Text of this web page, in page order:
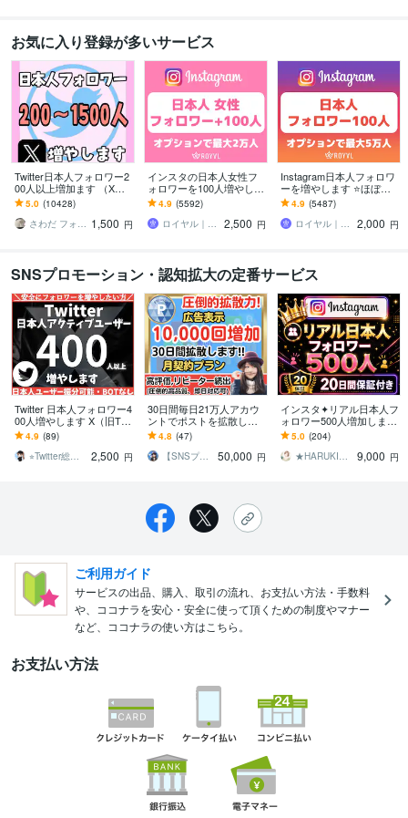
お気に入り登録が多いサービス
Twitter日本人フォロワー2
00人以上増加ます （X）
日本人のアクティブ フォ
ロワーを増やします。
5.0 (10428)
さわだ フォロワー31万人 1,500 円
インスタの日本人女性フ
ォロワーを100人増やしま
す ⭐️12月最新版・最大2万
人・Instagram⭐️
4.9 (5592)
ロイヤル｜SNSフォロワーサポート
2,500 円
Instagram日本人フォロワ
ーを増やします ⭐️ほぼ減
少なし・+100人～最大5万
人⭐️
4.9 (5487)
ロイヤル｜SNSフォロワーサポート
2,000 円
SNSプロモーション・認知拡大の定番サービス
Twitter 日本人フォロワー4
00人増やします X（旧Twit
ter）日本人フォロワー400
人以上増やします
4.9 (89)
⭐︎Twitter総フォロワー35万⭐︎
2,500 円
30日間毎日21万人アカウ
ントでポストを拡散しま
す 月間インプ3.7億垢／F
X自動売買、クラファンに
相性◎
4.8 (47)
【SNSプロデザイナー】あーちゃん
50,000 円
インスタ✦リアル日本人フ
ォロワー500人増加します
超特価！Instagram✦100
人から対応可◎｜振分可
能
5.0 (204)
★HARUKI★SNS集客サポート
9,000 円
ご利用ガイド
サービスの出品、購入、取引の流れ、お支払い方法・手数料
や、ココナラを安心・安全に使って頂くための制度やマナー
など、ココナラの使い方はこちら。
お支払い方法